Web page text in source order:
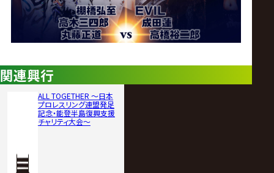
関連興行
ALL TOGETHER ～日本
プロレスリング連盟発足
記念・能登半島復興支援
チャリティ大会～